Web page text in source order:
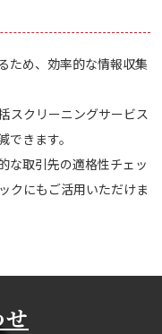
ため、効率的な情報収集
スクリーニングサービス
きます。
な取引先の適格性チェッ
クにもご活用いただけま